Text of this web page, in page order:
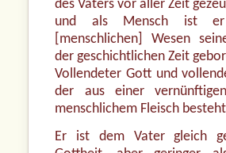
des Vaters vor aller Zeit
und als Mensch ist
[menschlichen] Wesen
der geschichtlichen Zeit
Vollendeter Gott und
der aus einer
menschlichem Fleisch
Er ist dem Vater gleich